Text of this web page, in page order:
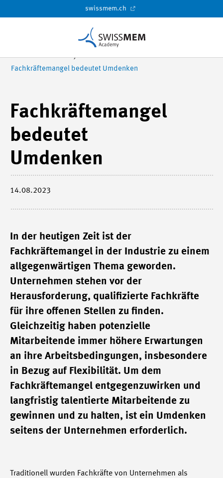
swissmem.ch
Swissmem Academy
Fachkräftemangel bedeutet Umdenken
Fachkräftemangel
bedeutet
Umdenken
14.08.2023
In der heutigen Zeit ist der
Fachkräftemangel in der Industrie zu einem
allgegenwärtigen Thema geworden.
Unternehmen stehen vor der
Herausforderung, qualifizierte Fachkräfte
für ihre offenen Stellen zu finden.
Gleichzeitig haben potenzielle
Mitarbeitende immer höhere Erwartungen
an ihre Arbeitsbedingungen, insbesondere
in Bezug auf Flexibilität. Um dem
Fachkräftemangel entgegenzuwirken und
langfristig talentierte Mitarbeitende zu
gewinnen und zu halten, ist ein Umdenken
seitens der Unternehmen erforderlich.
Traditionell wurden Fachkräfte von Unternehmen als